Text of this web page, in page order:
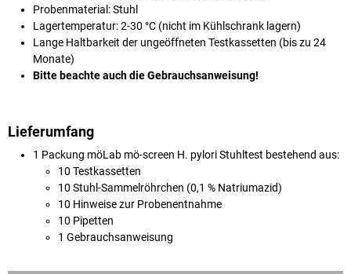
Probenmaterial: Stuhl
Lagertemperatur: 2-30 °C (nicht im Kühlschrank lagern)
Lange Haltbarkeit der ungeöffneten Testkassetten (bis zu 24
Monate)
Bitte beachte auch die Gebrauchsanweisung!
Lieferumfang
1 Packung möLab mö-screen H. pylori Stuhltest bestehend aus:
10 Testkassetten
10 Stuhl-Sammelröhrchen (0,1 % Natriumazid)
10 Hinweise zur Probenentnahme
10 Pipetten
1 Gebrauchsanweisung